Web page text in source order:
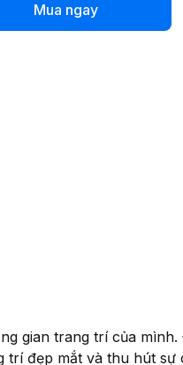
Mua ngay
gian trang trí của
trí đẹp mắt và thu hút sự